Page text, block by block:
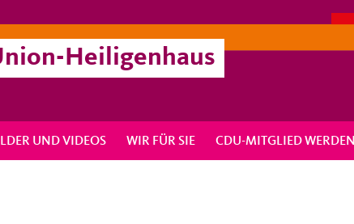
Heiligenhaus
UND VIDEOS WIR FÜR SIE CDU-MITGLIED WERDEN